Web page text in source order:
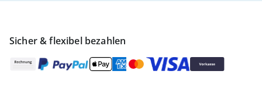
Sicher & flexibel bezahlen